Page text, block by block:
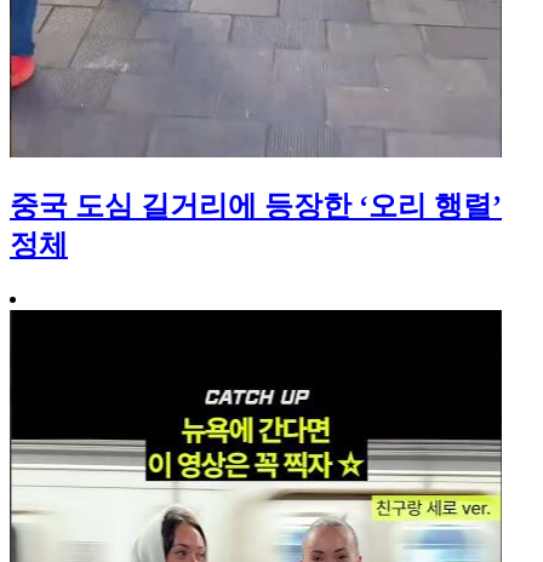
중국 도심 길거리에 등장한 ‘오리 행렬’
정체